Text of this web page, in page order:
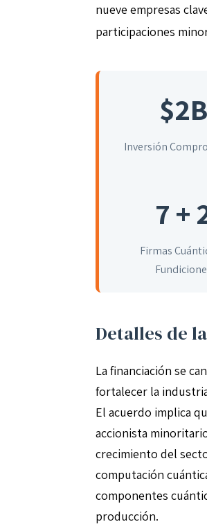
nueve empresas
participaciones
$2B
Inversión
7 +
Firmas
Detalles de
La financiación se
fortalecer la
El acuerdo implica
accionista
crecimiento del
computación
componentes
producción.